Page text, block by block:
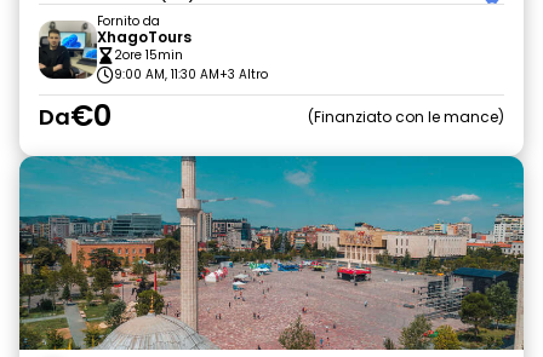
Fornito da
XhagoTours
2ore 15min
9:00 AM, 11:30 AM+3 Altro
Da€0 Finanziato con le mance